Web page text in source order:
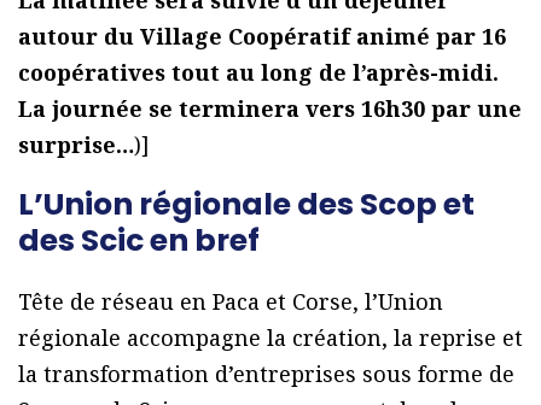
autour du Village Coopératif animé par 16
coopératives tout au long de l’après-midi.
La journée se terminera vers 16h30 par une
surprise…)]
L’Union régionale des Scop et
des Scic en bref
Tête de réseau en Paca et Corse, l’Union
régionale accompagne la création, la reprise et
la transformation d’entreprises sous forme de